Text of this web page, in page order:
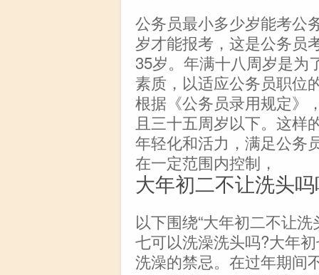
公务员最小多少岁能考公
岁才能报考，这是公务员
35岁。年满十八周岁是为
素质，以适应公务员职位
根据《公务员录用规定》
且三十五周岁以下。这样
年轻化和活力，满足公务
在一定范围内控制，
大年初二不让洗头
以下围绕“大年初二不让
七可以洗澡洗头吗?大年
洗澡的禁忌。在过年期间